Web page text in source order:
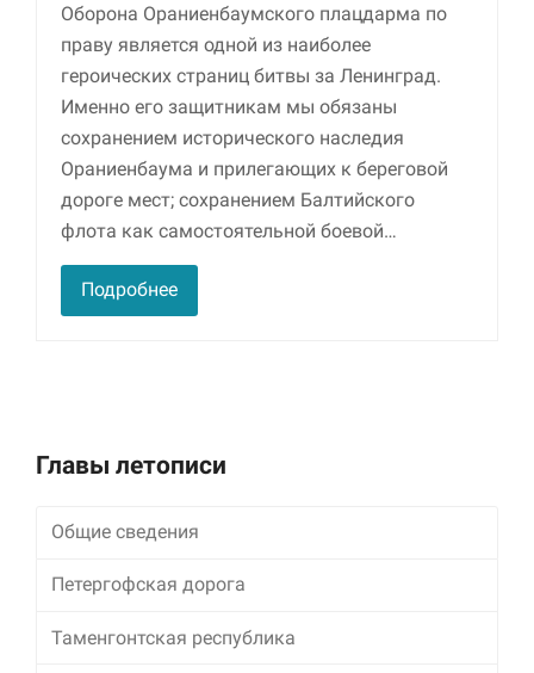
Оборона Ораниенбаумского плацдарма по
праву является одной из наиболее
героических страниц битвы за Ленинград.
Именно его защитникам мы обязаны
сохранением исторического наследия
Ораниенбаума и прилегающих к береговой
дороге мест; сохранением Балтийского
флота как самостоятельной боевой…
Подробнее
Главы летописи
Общие сведения
Петергофская дорога
Таменгонтская республика
Необходимые
Использование
этих файлов cookie
обязательно. Они
необходимы для
функционирования
веб-сайта.
Статистика и